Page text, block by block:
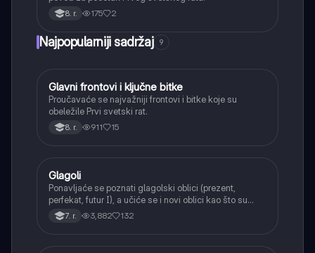
8. r. 175 2
Najpopularniji sadržaj 9
Istorija
Glavni frontovi i ključne bitke
Proučavaće se najvažniji frontovi i bitke koje su
obeležile Prvi svetski rat.
8. r. 911 15
Srpski jezik
Glagoli
Ponavljaće se poznati glagolski oblici (prezent,
perfekat, futur I), a učiće se i novi oblici kao što su
aorist, imperfekat, pluskvamperfekat, futur II, kao i
glagolski prilozi i pridevi.
7. r. 3,882 132